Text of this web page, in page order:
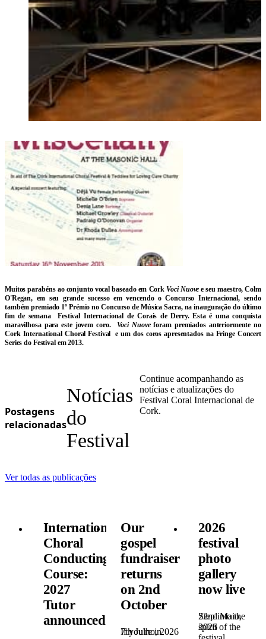
Muitos parabéns ao conjunto vocal baseado em CorkVoci Nuovee seu maestro, Colm
O'Regan, em seu grande sucesso emvencendo o Concurso Internacional, sendo
também premiado 1º Prémio no Concurso de Música Sacra, na inauguração do último
fim de semanaFestival Internacional de Corais de Derry. Esta é uma conquista
maravilhosa para este jovem coro. Voci Nuoveforam premiados anteriormente no
Cork International Choral Festival e um dos coros apresentados na Fringe Concert
Series do Festival em 2013.
Postagens
relacionadas
Notícias
do
Festival
Continue acompanhando as
notícias e atualizações do
Festival Coral Internacional de
Cork.
Ver todas as publicações
International
Choral
Conducting
Course:
2027
Tutor
announced!
Our
gospel
fundraiser
returns
on 2nd
October
7th Julho, 2026
If you're in
2026
festival
photo
gallery
now live
22nd Maio,
2026
Step into the
spirit of the